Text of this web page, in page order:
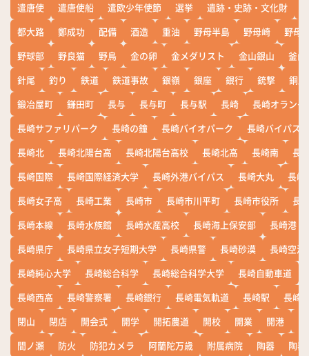
遣唐使
遣唐使船 遣欧少年使節 選挙 遺跡・史跡・文化財
都大路
鄭成功 配備 酒造 重油 野母半島 野母崎
野母
野球部
野良猫 野鳥 金の卵 金メダリスト 金山銀山
釜山
針尾
釣り 鉄道 鉄道事故 銀嶺 銀座 銀行 銃撃
銅座
鍛冶屋町
鎌田町 長与 長与町 長与駅 長崎
長崎オランダ
長崎サファリパーク
長崎の鐘 長崎バイオパーク
長崎バイパス
長崎北
長崎北陽台高 長崎北陽台高校 長崎北高 長崎南
長
長崎国際
長崎国際経済大学 長崎外港バイパス 長崎大丸
長崎
長崎女子高
長崎工業 長崎市 長崎市川平町 長崎市役所
長
長崎本線
長崎水族館 長崎水産高校 長崎海上保安部
長崎港
長崎県庁
長崎県立女子短期大学 長崎県警 長崎砂漠
長崎空港
長崎純心大学
長崎総合科学 長崎総合科学大学 長崎自動車道
長崎西高
長崎警察署 長崎銀行 長崎電気軌道 長崎駅
長崎
閉山
閉店 開会式 開学 開拓農道 開校 開業 開港
間ノ瀬
防火 防犯カメラ 阿蘭陀万歳 附属病院 陶器
陶器